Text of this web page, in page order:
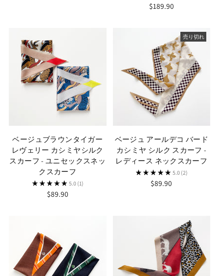
$189.90
ベージュブラウンタイガー
レヴェリー カシミヤシルク
スカーフ - ユニセックスネッ
クスカーフ
5.0 (1)
$89.90
売り切れ
ベージュ アールデコ バード
カシミヤ シルク スカーフ -
レディース ネックスカーフ
5.0 (2)
$89.90